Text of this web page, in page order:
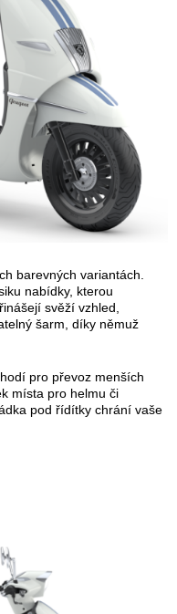
barevných variantách.
nabídky, kterou
svěží vzhled,
šarm, díky němuž
pro převoz menších
místa pro helmu či
pod řídítky chrání vaše